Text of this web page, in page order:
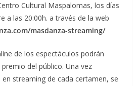
Cultural Maspalomas, los días
a las 20:00h. a través de la web
masdanza-streaming/
de los espectáculos podrán
del público. Una vez
streaming de cada certamen, se